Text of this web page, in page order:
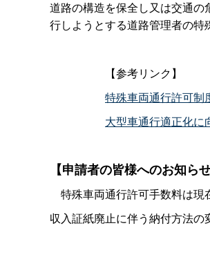
道路の構造を保全し又は交通
行しようとする道路管理者の特
【参考リンク】
特殊車両通行許可制
大型車通行適正化に
【申請者の皆様へのお知らせ
特殊車両通行許可手数料は現
収入証紙廃止に伴う納付方法の